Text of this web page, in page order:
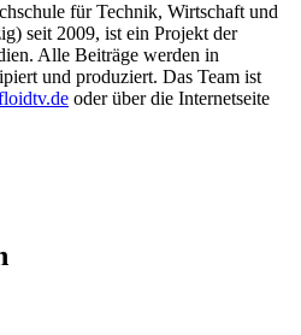
für Technik, Wirtschaft und
seit 2009, ist ein Projekt der
Alle Beiträge werden in
und produziert. Das Team ist
oder über die Internetseite